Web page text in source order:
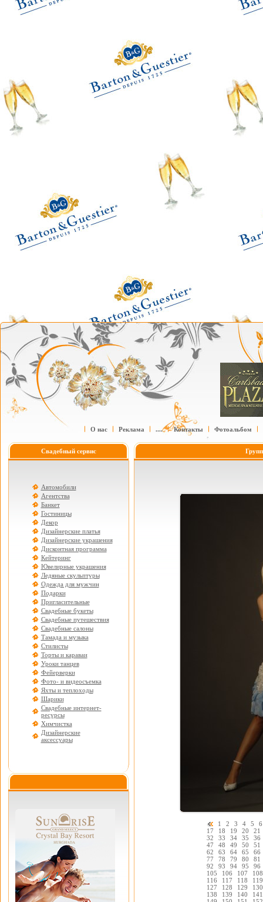
О нас Реклама .... Контакты Фотоальбом
Свадебный сервис
Автомобили
Агентства
Банкет
Гостиницы
Декор
Дизайнерские платья
Дизайнерские украшения
Дисконтная программа
Кейтеринг
Ювелирные украшения
Ледяные скульптуры
Одежда для мужчин
Подарки
Пригласительные
Свадебные букеты
Свадебные путешествия
Свадебные салоны
Тамада и музыка
Стилисты
Торты и караваи
Уроки танцев
Фейерверки
Фото- и видеосъемка
Яхты и теплоходы
Шарики
Свадебные интернет-
ресурсы
Химчистка
Дизайнерские
аксессуары
1 2 3 4 5
6
17
18 19 20
21
32
33 34 35
36
47
48 49 50
51
62
63 64 65
66
77
78 79 80
81
92
93 94 95
96
105
106 107
108
116
117 118
119
127
128 129
130
138
139 140
141